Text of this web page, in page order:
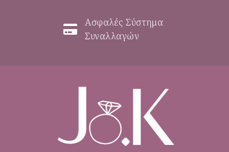
Ασφαλές Σύστημα
Συναλλαγών